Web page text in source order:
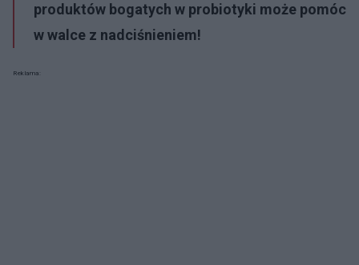
produktów bogatych w probiotyki może pomóc
w walce z nadciśnieniem!
Reklama: